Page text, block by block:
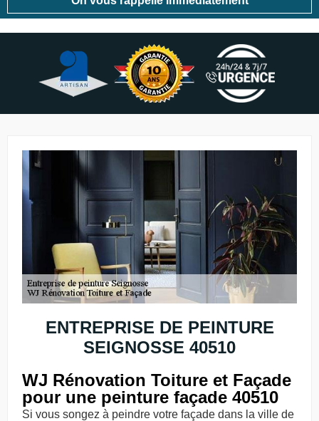
ENTREPRISE DE PEINTURE
SEIGNOSSE 40510
WJ Rénovation Toiture et Façade
pour une peinture façade 40510
Si vous songez à peindre votre façade dans la ville de